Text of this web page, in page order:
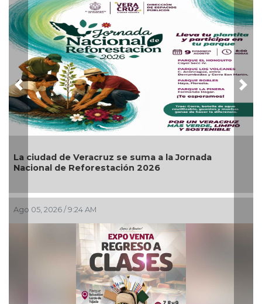
La ciudad de Veracruz se suma a la Jornada
Nacional de Reforestación 2026
Ago 05, 2026 / 9:24 AM
Previous